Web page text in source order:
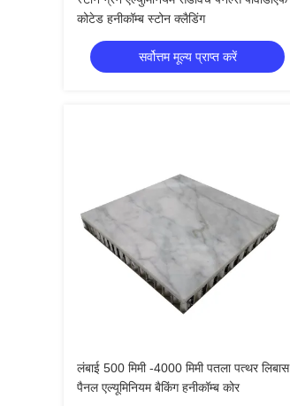
कोटेड हनीकॉम्ब स्टोन क्लैडिंग
सर्वोत्तम मूल्य प्राप्त करें
लंबाई 500 मिमी -4000 मिमी पतला पत्थर लिबास
पैनल एल्यूमिनियम बैकिंग हनीकॉम्ब कोर